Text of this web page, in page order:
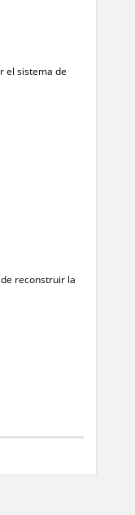
el sistema de
reconstruir la